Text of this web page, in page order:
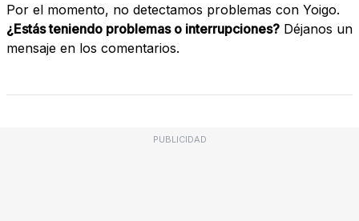
Por el momento, no detectamos problemas con Yoigo.
¿Estás teniendo problemas o interrupciones? Déjanos un
mensaje en los comentarios.
PUBLICIDAD